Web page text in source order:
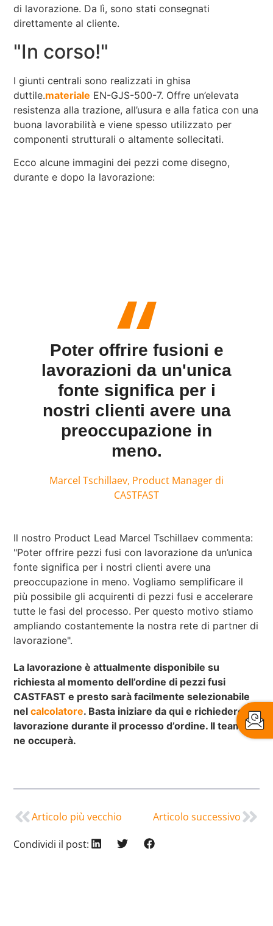
di lavorazione. Da lì, sono stati consegnati
direttamente al cliente.
"In corso!"
I giunti centrali sono realizzati in ghisa
duttile.materiale EN-GJS-500-7. Offre un’elevata
resistenza alla trazione, all’usura e alla fatica con una
buona lavorabilità e viene spesso utilizzato per
componenti strutturali o altamente sollecitati.
Ecco alcune immagini dei pezzi come disegno,
durante e dopo la lavorazione:
Poter offrire fusioni e
lavorazioni da un'unica
fonte significa per i
nostri clienti avere una
preoccupazione in
meno.
Marcel Tschillaev, Product Manager di
CASTFAST
Il nostro Product Lead Marcel Tschillaev commenta:
"Poter offrire pezzi fusi con lavorazione da un’unica
fonte significa per i nostri clienti avere una
preoccupazione in meno. Vogliamo semplificare il
più possibile gli acquirenti di pezzi fusi e accelerare
tutte le fasi del processo. Per questo motivo stiamo
ampliando costantemente la nostra rete di partner di
lavorazione".
La lavorazione è attualmente disponibile su
richiesta al momento dell’ordine di pezzi fusi
CASTFAST e presto sarà facilmente selezionabile
nelcalcolatore. Basta iniziare da qui e richiedere la
lavorazione durante il processo d’ordine. Il team se
ne occuperà.
Articolo più vecchio Articolo successivo
Condividi il post: